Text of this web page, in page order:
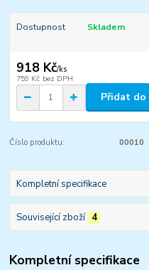
Dostupnost Skladem
918 Kč/ks
759 Kč bez DPH
Přidat do
Číslo produktu: 00010
Kompletní specifikace
Související zboží 4
Kompletní specifikace